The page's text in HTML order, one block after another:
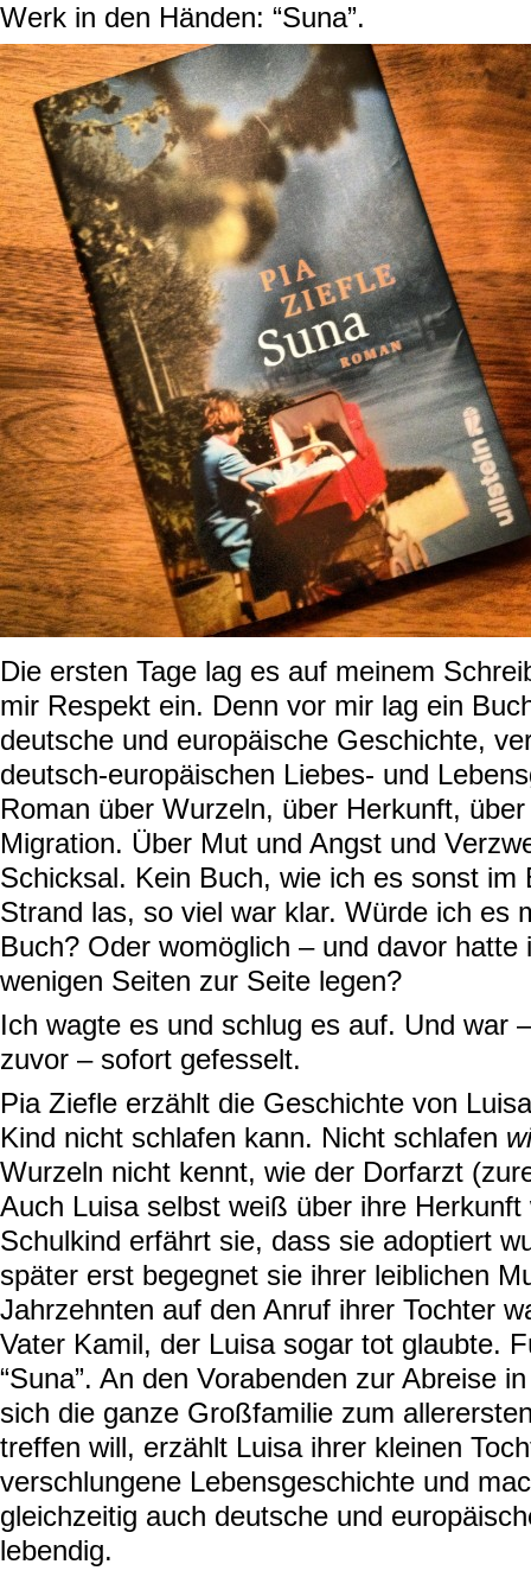
Werk in den Händen: “Suna”.
Die ersten Tage lag es auf meinem
mir Respekt ein. Denn vor mir lag ein
deutsche und europäische Geschichte,
deutsch-europäischen Liebes- und
Roman über Wurzeln, über Herkunft,
Migration. Über Mut und Angst und
Schicksal. Kein Buch, wie ich es sonst im
Strand las, so viel war klar. Würde ich es
Buch? Oder womöglich – und davor hatte
wenigen Seiten zur Seite legen?
Ich wagte es und schlug es auf. Und war
zuvor – sofort gefesselt.
Pia Ziefle erzählt die Geschichte von
Kind nicht schlafen kann. Nicht schlafen
Wurzeln nicht kennt, wie der Dorfarzt
Auch Luisa selbst weiß über ihre
Schulkind erfährt sie, dass sie adoptiert
später erst begegnet sie ihrer leiblichen
Jahrzehnten auf den Anruf ihrer Tochter
Vater Kamil, der Luisa sogar tot glaubte.
“Suna”. An den Vorabenden zur Abreise
sich die ganze Großfamilie zum
treffen will, erzählt Luisa ihrer kleinen
verschlungene Lebensgeschichte und
gleichzeitig auch deutsche und
lebendig.